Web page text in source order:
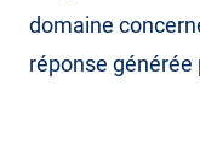
domaine
réponse générée